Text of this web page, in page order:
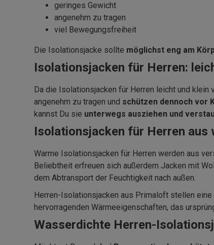
geringes Gewicht
angenehm zu tragen
viel Bewegungsfreiheit
Die Isolationsjacke sollte möglichst eng am
Isolationsjacken für Herren:
Da die Isolationsjacken für Herren leicht und
angenehm zu tragen und schützen dennoch vor
kannst Du sie unterwegs ausziehen und
Isolationsjacken für Herren aus
Warme Isolationsjacken für Herren werden aus
Beliebtheit erfreuen sich außerdem Jacken mit
dem Abtransport der Feuchtigkeit nach außen.
Herren-Isolationsjacken aus Primaloft stellen
hervorragenden Wärmeeigenschaften, das
Wasserdichte Herren-